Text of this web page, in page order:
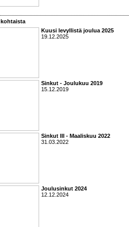
Kuusi levyllistä joulua 2025
19.12.2025
Sinkut - Joulukuu 2019
15.12.2019
Sinkut III - Maaliskuu 2022
31.03.2022
Joulusinkut 2024
12.12.2024